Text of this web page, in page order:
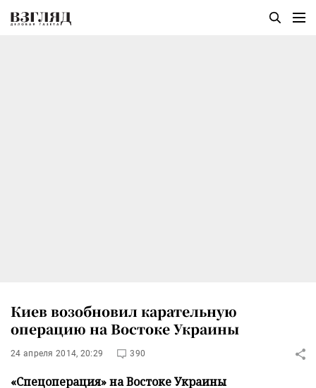
Киев возобновил карательную
операцию на Востоке Украины
24 апреля 2014, 20:29 390
«Спецоперация» на Востоке Украины